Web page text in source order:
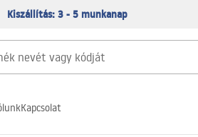
Kiszállítás: 3 - 5 munkanap
Kapcsolat